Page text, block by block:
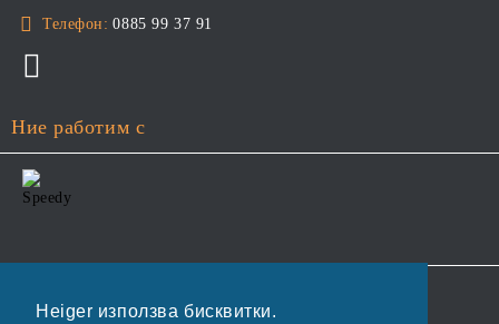
Heiger използва бисквитки.
Телефон: 0885 99 37 91
Ние работим с